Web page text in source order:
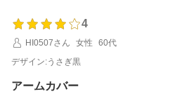
4
HI0507さん
女性
60代
デザイン:うさぎ黒
アームカバー